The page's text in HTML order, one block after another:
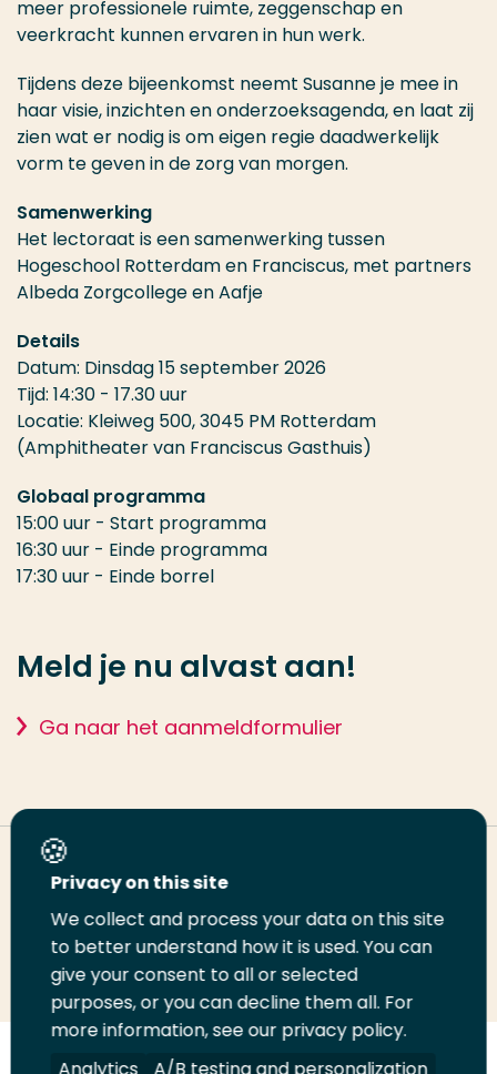
meer professionele ruimte, zeggenschap en
veerkracht kunnen ervaren in hun werk.
Tijdens deze bijeenkomst neemt Susanne je mee in
haar visie, inzichten en onderzoeksagenda, en laat zij
zien wat er nodig is om eigen regie daadwerkelijk
vorm te geven in de zorg van morgen.
Samenwerking
Het lectoraat is een samenwerking tussen
Hogeschool Rotterdam en Franciscus, met partners
Albeda Zorgcollege en Aafje
Details
Datum: Dinsdag 15 september 2026
Tijd: 14:30 - 17.30 uur
Locatie: Kleiweg 500, 3045 PM Rotterdam
(Amphitheater van Franciscus Gasthuis)
Globaal programma
15:00 uur - Start programma
16:30 uur - Einde programma
17:30 uur - Einde borrel
Meld je nu alvast aan!
Ga naar het aanmeldformulier
Deel deze pagina
Deel
LinkedIn
Deel
op
Twitter
Deel
op
Facebook
Email
deze
pagina
Print
deze
pagina
Privacy on this site
We collect and process your data on this site
to better understand how it is used. You can
give your consent to all or selected
purposes, or you can decline them all. For
more information, see our privacy policy.